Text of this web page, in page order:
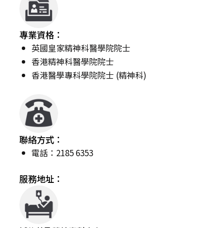
專業資格：
英國皇家精神科醫學院院士
香港精神科醫學院院士
香港醫學專科學院院士 (精神科)
聯絡方式：
電話：2185 6353
服務地址：